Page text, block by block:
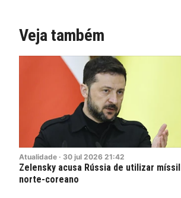
Veja também
Atualidade · 30 jul 2026 21:42
Zelensky acusa Rússia de utilizar míssil
norte-coreano